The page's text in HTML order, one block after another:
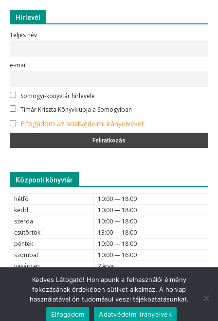
Hírlevél
Teljes név
e-mail
Somogyi-könyvtár hírlevele
Timár Kriszta Könyvklubja a Somogyiban
Elfogadom az adatvédelmi irányelveket.
Központi könyvtár
hétfõ
10:00 — 18:00
kedd
10:00 — 18:00
szerda
10:00 — 18:00
csütörtök
13:00 — 18:00
péntek
10:00 — 18:00
szombat
10:00 — 16:00
vasárnap
Zárva
6720 Szeged, Dóm tér 1-4. (62) 425-525, (62) 630-634; e-mail
© 2021 Somogyi Károly Városi és Megyei Könyvtár - Minden jog
fenntartva.
Kedves Látogató! Honlapunk a felhasználói élmény
fokozásának érdekében sütiket alkalmaz. A honlap
használatával ön tudomásul veszi tájékoztatásunkat.
Elfogadom
Adatvédelmi irányelvek